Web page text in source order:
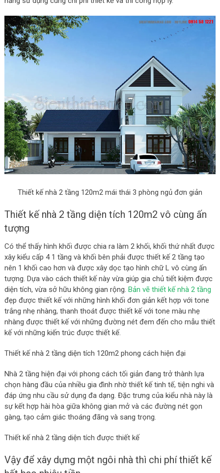
Thiết kế nhà 2 tầng 120m2 mái thái 3 phòng ngủ đơn giản
Thiết kế nhà 2 tầng diện tích 120m2 vô cùng ấn
tượng
Có thể thấy hình khối được chia ra làm 2 khối, khối thứ nhất được
xây kiểu cấp 4 1 tầng và khối bên phải được thiết kế 2 tầng tạo
nên 1 khối cao hơn và được xây dọc tạo hình chữ L vô cùng ấn
tượng. Dựa vào cách thiết kế này vừa giúp gia chủ tiết kiệm được
diện tích, vừa sở hữu không gian rộng. Bản vẽ thiết kế nhà 2 tầng
đẹp được thiết kế với những hình khối đơn giản kết hợp với tone
trắng nhẹ nhàng, thanh thoát được thiết kế với tone màu nhẹ
nhàng được thiết kế với những đường nét đem đến cho mẫu thiết
kế với những kiến trúc được thiết kế.
Thiết kế nhà 2 tầng diện tích 120m2 phong cách hiện đại
Nhà 2 tầng hiện đại với phong cách tối giản đang trở thành lựa
chọn hàng đầu của nhiều gia đình nhờ thiết kế tinh tế, tiện nghi và
đáp ứng nhu cầu sử dụng đa dạng. Đặc trưng của kiểu nhà này là
sự kết hợp hài hòa giữa không gian mở và các đường nét gọn
gàng, tạo cảm giác thoáng đãng và sang trọng.
Thiết kế nhà 2 tầng diện tích được thiết kế
Vậy để xây dựng một ngôi nhà thì chi phí thiết kế